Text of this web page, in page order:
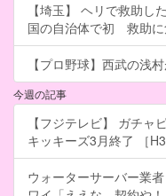
【埼玉】 ヘリで救助
国の自治体で初 救助に
【プロ野球】西武の浅
今週の記事
【フジテレビ】 ガチ
キッキーズ3月終了 ［
ウォーターサーバー業